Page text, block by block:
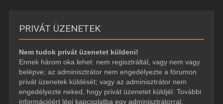
PRIVÁT ÜZENETEK
Nem tudok privát üzenetet küldeni!
Ennek három oka lehet: nem regisztráltál, vagy nem vagy
belépve; az adminisztrátor nem engedélyezte a fórumon
privát üzenetek küldését; vagy az adminisztrátor nem
engedélyezte neked, hogy privát üzenetet küldjél. További
információért lépj kapcsolatba egy adminisztrátorral.